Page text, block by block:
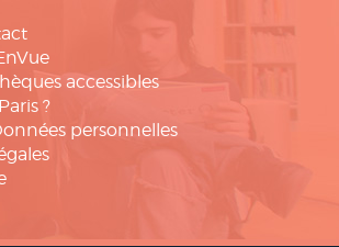
accessibles
?
personnelles